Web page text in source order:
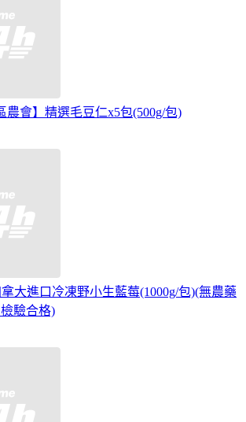
農會】精選毛豆仁x5包(500g/包)
大進口冷凍野小生藍莓(1000g/包)(無農藥
驗合格)